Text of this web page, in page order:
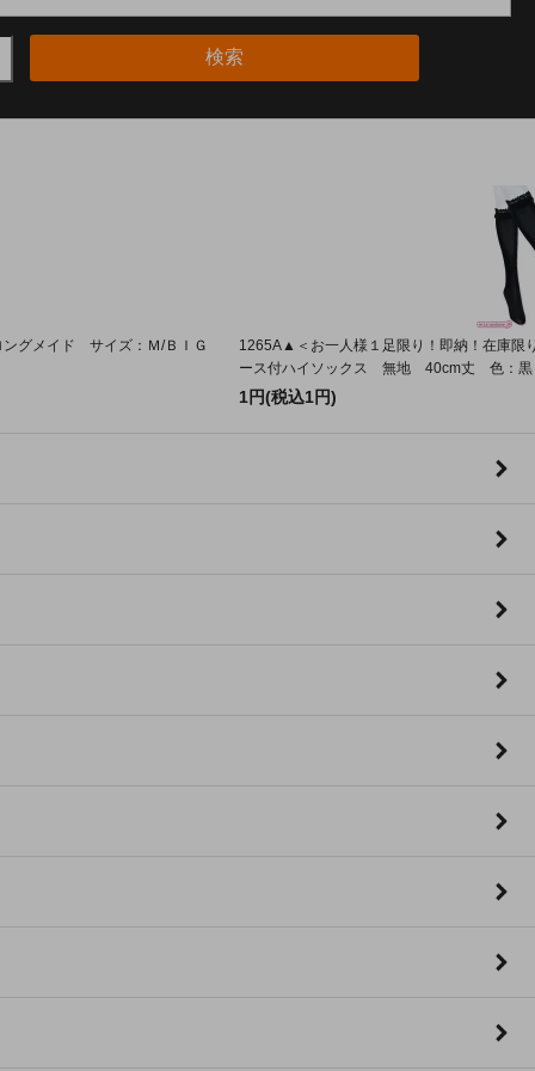
検索
グメイド サイズ：Ｍ/ＢＩＧ
1265A▲＜お一人様１足限り！即納！在庫限
ース付ハイソックス 無地 40cm丈 色：
1円(税込1円)